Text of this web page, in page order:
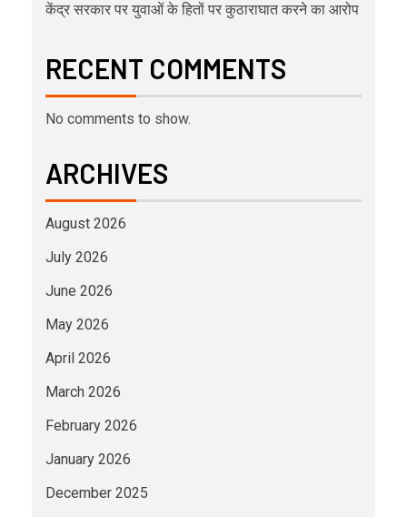
केंद्र सरकार पर युवाओं के हितों पर कुठाराघात करने का आरोप
RECENT COMMENTS
No comments to show.
ARCHIVES
August 2026
July 2026
June 2026
May 2026
April 2026
March 2026
February 2026
January 2026
December 2025